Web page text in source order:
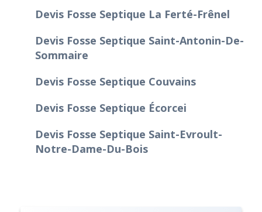
Devis Fosse Septique La Ferté-Frênel
Devis Fosse Septique Saint-Antonin-De-
Sommaire
Devis Fosse Septique Couvains
Devis Fosse Septique Écorcei
Devis Fosse Septique Saint-Evroult-
Notre-Dame-Du-Bois